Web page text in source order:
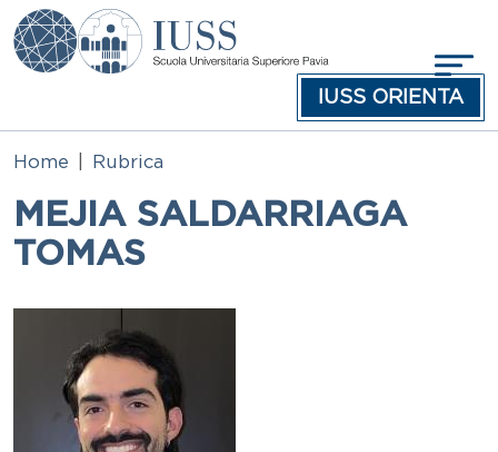
Salta al contenuto principale
IUSS ORIENTA
Home Rubrica
MEJIA SALDARRIAGA
TOMAS